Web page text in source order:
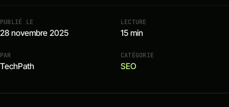
PUBLIÉ LE
28 novembre 2025
LECTURE
15 min
PAR
TechPath
CATÉGORIE
SEO